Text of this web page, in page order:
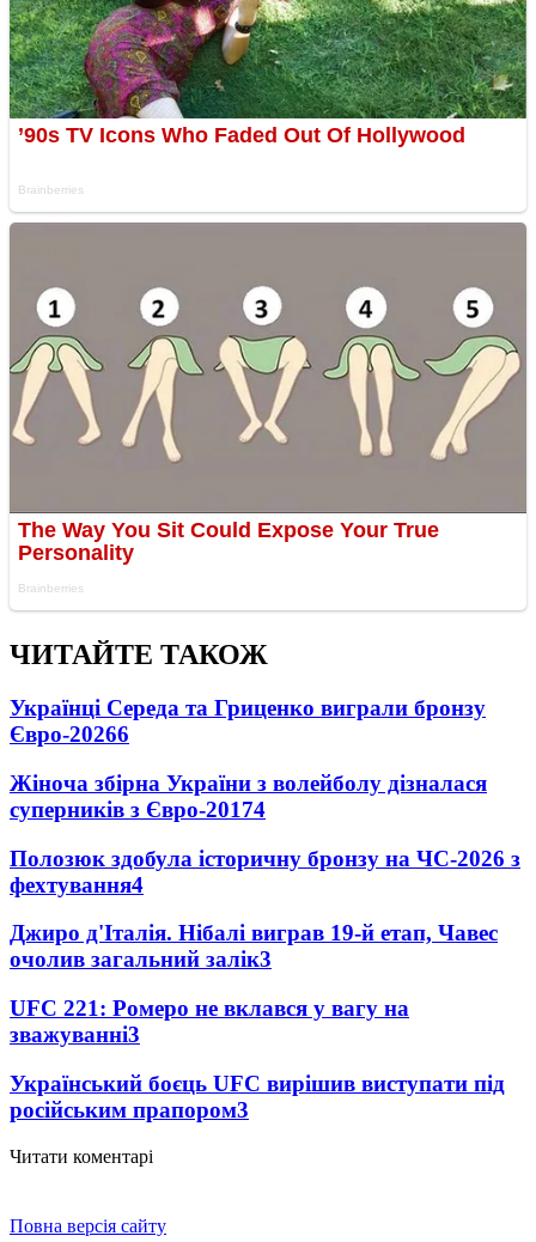
ЧИТАЙТЕ ТАКОЖ
Українці Середа та Гриценко виграли бронзу
Євро-20266
Жіноча збірна України з волейболу дізналася
суперників з Євро-20174
Полозюк здобула історичну бронзу на ЧС-2026 з
фехтування4
Джиро д'Італія. Нібалі виграв 19-й етап, Чавес
очолив загальний залік3
UFC 221: Ромеро не вклався у вагу на
зважуванні3
Український боєць UFC вирішив виступати під
російським прапором3
Читати коментарі
Повна версія сайту